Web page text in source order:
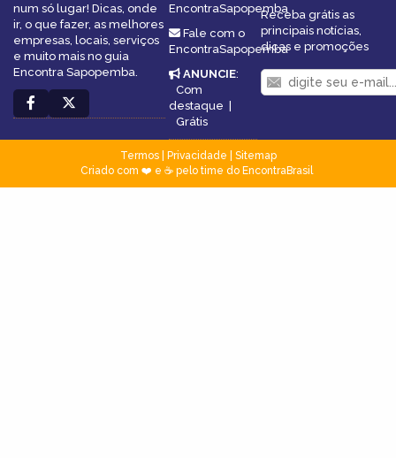
num só lugar! Dicas, onde
ir, o que fazer, as melhores
empresas, locais, serviços
e muito mais no guia
Encontra Sapopemba.
EncontraSapopemba
Fale com o
EncontraSapopemba
ANUNCIE:
Com
destaque |
Grátis
Receba grátis as
principais notícias,
dicas e promoções
Termos| Privacidade
Sitemap
Criado com ❤️ e ☕ pelo time do EncontraBrasil